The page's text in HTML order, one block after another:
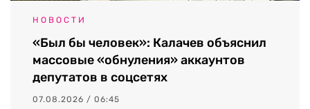
НОВОСТИ
«Был бы человек»: Калачев объяснил
массовые «обнуления» аккаунтов
депутатов в соцсетях
07.08.2026 / 06:45